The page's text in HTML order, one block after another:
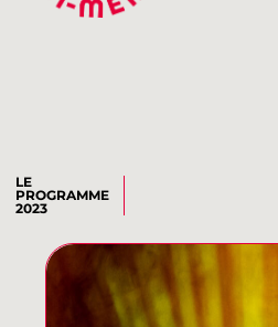
LE
PROGRAMME
2023